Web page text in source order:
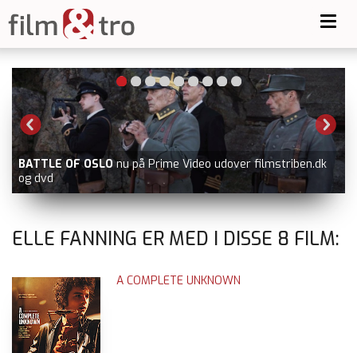
BATTLE OF OSLO nu på Prime Video udover filmstriben.dk
og dvd
ELLE FANNING ER MED I DISSE 8 FILM:
A COMPLETE UNKNOWN